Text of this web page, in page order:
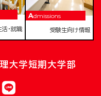
・就職
Admissions
受験生向け情報
大学短期大学部